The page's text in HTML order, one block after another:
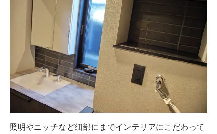
照明やニッチなど細部にまでインテリアにこだわって